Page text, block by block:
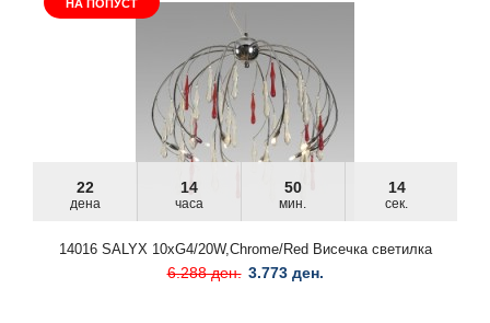
НА ПОПУСТ
22
дена
14
часа
50
мин.
13
сек.
14016 SALYX 10xG4/20W,Chrome/Red Висечка светилка
6.288 ден. 3.773 ден.